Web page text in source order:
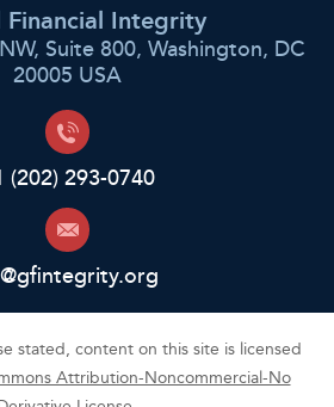
Financial Integrity
Suite 800, Washington, DC
20005 USA
(202) 293-0740
stated, content on this site is licensed
Attribution-Noncommercial-No